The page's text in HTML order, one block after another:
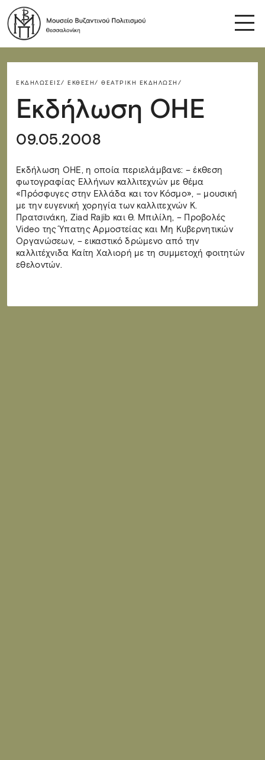
ΕΚΔΗΛΏΣΕΙΣ/ ΈΚΘΕΣΗ/ ΘΕΑΤΡΙΚΉ ΕΚΔΉΛΩΣΗ/
Εκδήλωση ΟΗΕ
09.05.2008
Εκδήλωση ΟΗΕ, η οποία περιελάμβανε: – έκθεση
φωτογραφίας Ελλήνων καλλιτεχνών με θέμα
«Πρόσφυγες στην Ελλάδα και τον Κόσμο», – μουσική
με την ευγενική χορηγία των καλλιτεχνών Κ.
Πρατσινάκη, Ziad Rajib και Θ. Μπιλίλη, – Προβολές
Video της Ύπατης Αρμοστείας και Μη Κυβερνητικών
Οργανώσεων, – εικαστικό δρώμενο από την
καλλιτέχνιδα Καίτη Χαλιορή με τη συμμετοχή φοιτητών
εθελοντών.